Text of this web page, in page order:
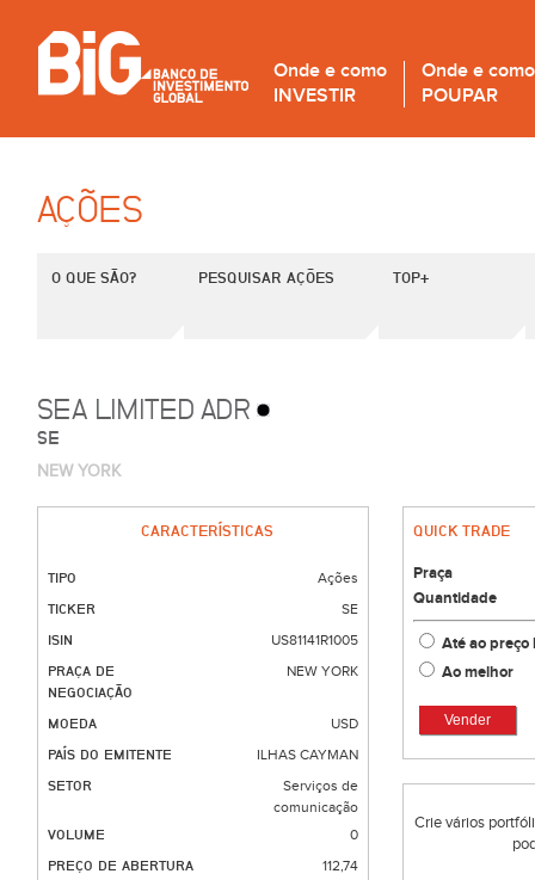
Onde e como
INVESTIR
Onde e como
POUPAR
AÇÕES
O QUE SÃO? PESQUISAR AÇÕES TOP+
SEA LIMITED ADR
SE
NEW YORK
CARACTERÍSTICAS
TIPO Ações
TICKER SE
ISIN US81141R1005
PRAÇA DE
NEGOCIAÇÃO
NEW YORK
MOEDA USD
PAÍS DO EMITENTE ILHAS CAYMAN
SETOR
Serviços de
comunicação
VOLUME 0
PREÇO DE ABERTURA 112,74
QUICK TRADE
Praça
Quantidade
Até ao
Ao melhor
Vender
Crie vários